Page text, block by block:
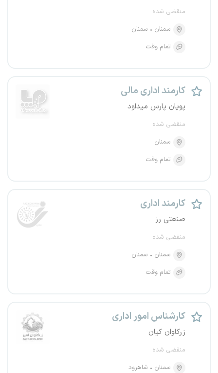
منقضی شده
سمنان
سمنان
تمام وقت
کارمند اداری مالی
پویان پارس میداود
منقضی شده
سمنان
تمام وقت
کارمند اداری
صنعتی رز
منقضی شده
سمنان
سمنان
تمام وقت
کارشناس امور اداری
زرکاوان کیان
منقضی شده
سمنان
شاهرود